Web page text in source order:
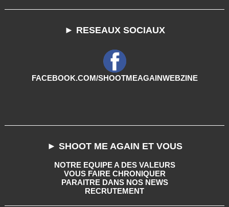
► RESEAUX SOCIAUX
FACEBOOK.COM/SHOOTMEAGAINWEBZINE
► SHOOT ME AGAIN ET VOUS
NOTRE EQUIPE A DES VALEURS
VOUS FAIRE CHRONIQUER
PARAITRE DANS NOS NEWS
RECRUTEMENT